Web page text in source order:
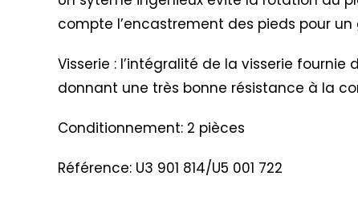
compte l’encastrement des pieds pour
Visserie : l’intégralité de la visserie
donnant une très bonne résistance à la
Conditionnement: 2 pièces
Référence: U3 901 814/U5 001 722